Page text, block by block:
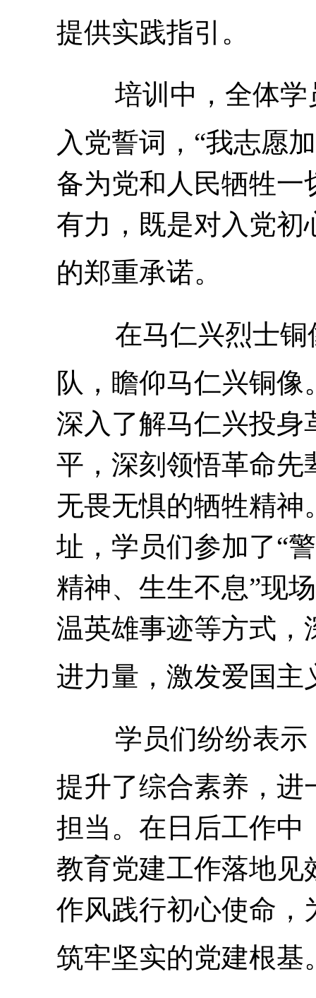
提供实践指引。
培训中，全体
入党誓词，“我志愿
备为党和人民牺牲一
有力，既是对入党初
的郑重承诺。
在马仁兴烈士
队，瞻仰马仁兴铜
深入了解马仁兴投身
平，深刻领悟革命先
无畏无惧的牺牲精
址，学员们参加了“
精神、生生不息”现
温英雄事迹等方式，
进力量，激发爱国主
学员们纷纷表
提升了综合素养，进
担当。在日后工作中
教育党建工作落地见
作风践行初心使命，
筑牢坚实的党建根基